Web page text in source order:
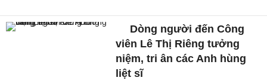
Dòng người đến Công
viên Lê Thị Riêng tưởng
niệm, tri ân các Anh hùng
liệt sĩ